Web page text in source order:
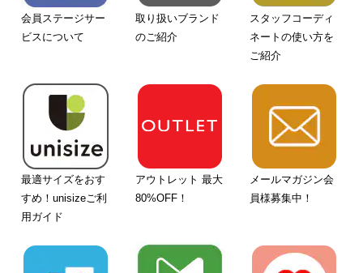
会員ステージサー
ビスについて
取り扱いブランド
のご紹介
スタッフコーディ
ネートの使い方を
ご紹介
最適サイズをおす
すめ！unisizeご利
用ガイド
アウトレット 最大
80%OFF！
メールマガジン会
員様募集中！